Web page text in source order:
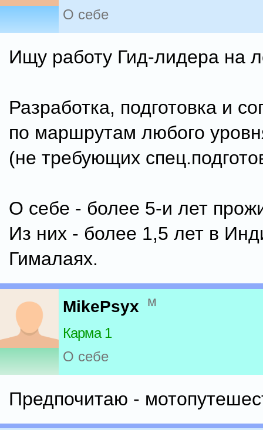
О себе
Ищу работу Гид-лидера на
Разработка, подготовка и
по маршрутам любого
(не требующих
О себе - более 5-и лет
Из них - более 1,5 лет в
Гималаях.
MikePsyx м
Карма 1
О себе
Предпочитаю -